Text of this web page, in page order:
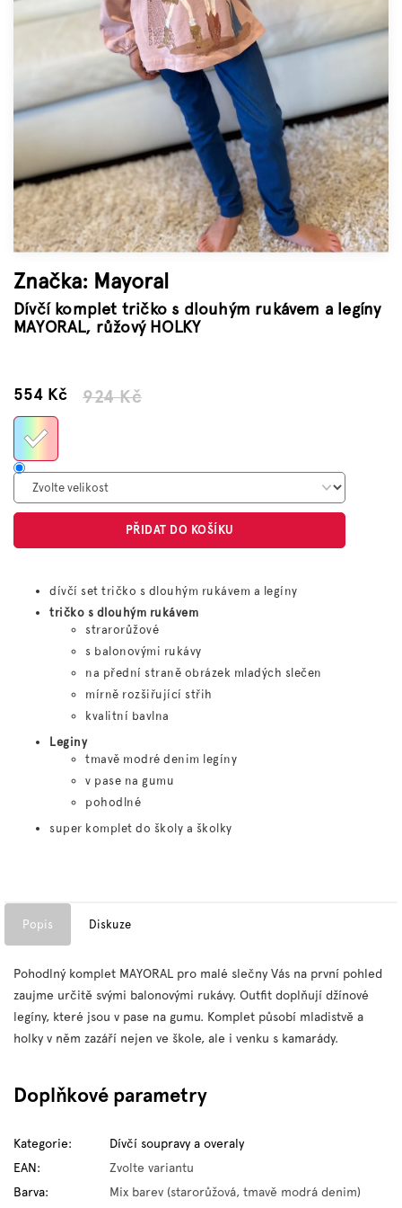
Značky
Značka: Mayoral
Dívčí komplet tričko s dlouhým rukávem a legíny
MAYORAL, růžový HOLKY
924 Kč
554 KčMěrná
PŘIDAT DO KOŠÍKU
dívčí set tričko s dlouhým rukávem a legíny
tričko s dlouhým rukávem
strarorůžové
s balonovými rukávy
na přední straně obrázek mladých slečen
mírně rozšiřující střih
kvalitní bavlna
Leginy
tmavě modré denim legíny
v pase na gumu
pohodlné
super komplet do školy a školky
Popis Diskuze
Pohodlný komplet MAYORAL pro malé slečny Vás na první pohled
zaujme určitě svými balonovými rukávy. Outfit doplňují džínové
legíny, které jsou v pase na gumu. Komplet působí mladistvě a
holky v něm zazáří nejen ve škole, ale i venku s kamarády.
Doplňkové parametry
Kategorie:
Dívčí soupravy a overaly
EAN:
Zvolte variantu
Barva: Mix barev (starorůžová, tmavě modrá denim)